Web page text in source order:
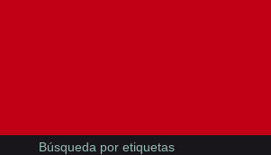
Búsqueda por etiquetas